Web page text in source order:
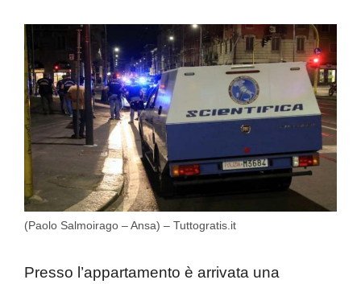
(Paolo Salmoirago – Ansa) – Tuttogratis.it
Presso l’appartamento è arrivata una